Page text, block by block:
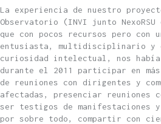
La experiencia de nuestro
Observatorio (INVI junto NexoRSU
que con pocos recursos pero con
entusiasta, multidisciplinario y
curiosidad intelectual, nos
durante el 2011 participar en
de reuniones con dirigentes y
afectadas, presenciar reuniones
ser testigos de manifestaciones
por sobre todo, compartir con